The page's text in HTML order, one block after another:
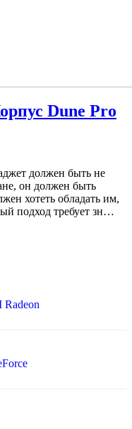
Dune Pro
должен быть не
он должен быть
хотеть обладать им,
подход требует зн…